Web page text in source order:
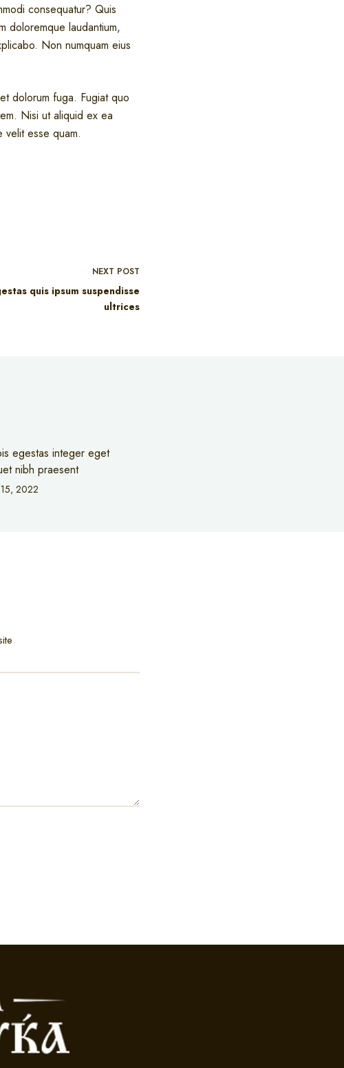
consequatur? Quis
doloremque laudantium,
Non numquam eius
dolorum fuga. Fugiat quo
Nisi ut aliquid ex ea
esse quam.
NEXT POST
quis ipsum suspendisse
ultrices
egestas integer eget
nibh praesent
2022